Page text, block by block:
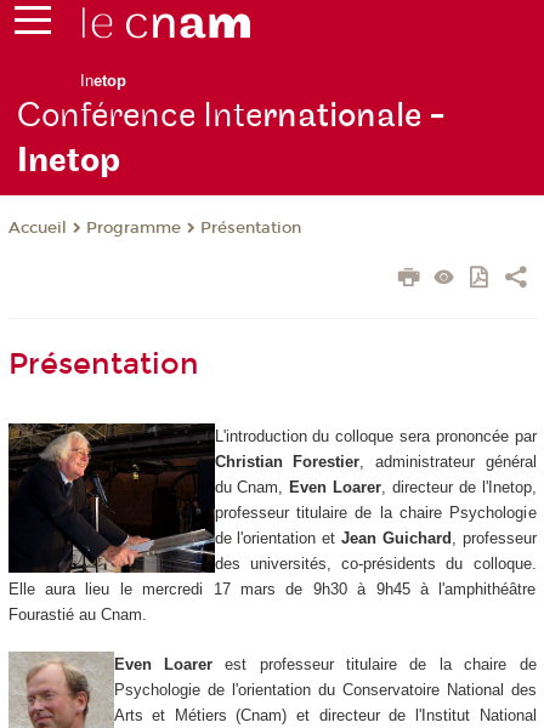
Inetop
Conférence Internationale -
Inetop
Accueil Programme Présentation
Présentation
L'introduction du colloque sera prononcée par
Christian Forestier, administrateur général
du Cnam, Even Loarer, directeur de l'Inetop,
professeur titulaire de la chaire Psychologie
de l'orientation et Jean Guichard , professeur
des universités, co-présidents du colloque.
Elle aura lieu le mercredi 17 mars de 9h30 à 9h45 à l'amphithéâtre
Fourastié au Cnam.
Even Loarerest professeur titulaire de la chaire de
Psychologie de l'orientation du Conservatoire National des
Arts et Métiers (Cnam) et directeur de l'Institut National